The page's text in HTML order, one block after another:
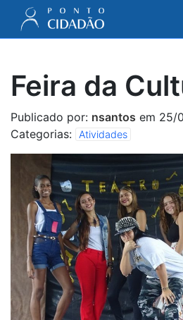
Feira da
Publicado por: nsantos em 25/
Categorias:
Atividades